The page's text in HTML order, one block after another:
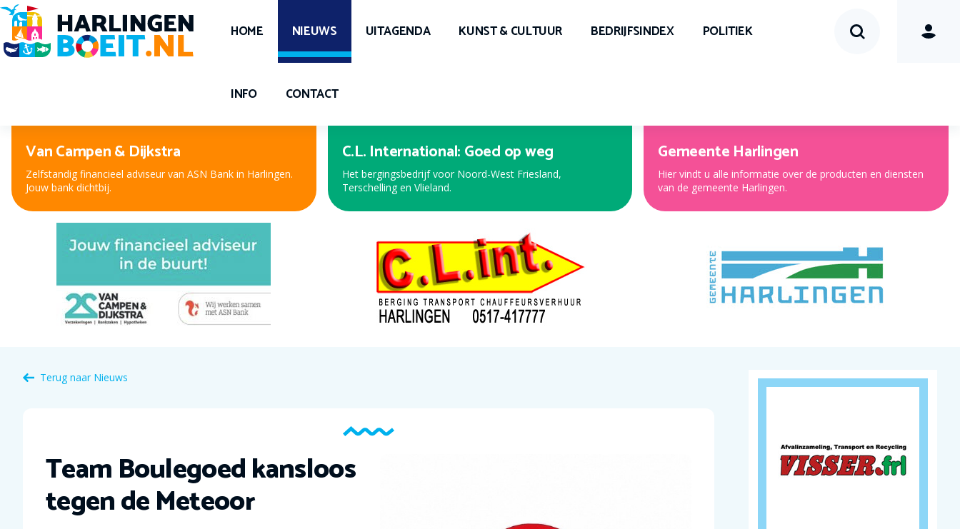
HOME NIEUWS UITAGENDA KUNST & CULTUUR BEDRIJFSINDEX POLITIEK
INFO CONTACT
Peter Kuiper, voor oog en oor
Nieuwe bril, contactlenzen of hooroplossing? Bij Peter
Kuiper, dé opticien en audicien bent u aan het juiste adres.
Expert Harlingen
Bekijk de nieuwe folder met de beste aanbiedingen!
Gemeente Harlingen
Hier vindt u alle informatie over de producten en diensten
van de gemeente Harlingen.
Terug naar Nieuws
Team Boulegoed kansloos
tegen de Meteoor